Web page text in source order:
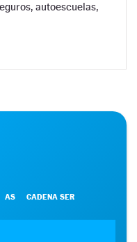
autoescuelas,
AS CADENA SER